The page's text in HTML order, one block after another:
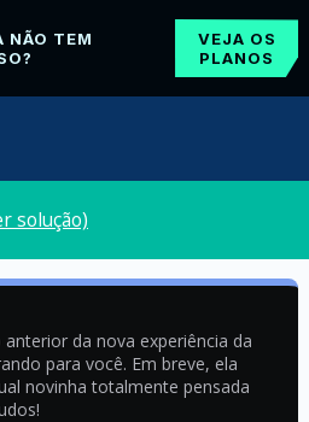
NÃO TEM
VEJA OS
PLANOS
solução)
da nova experiência da
para você. Em breve, ela
novinha totalmente pensada